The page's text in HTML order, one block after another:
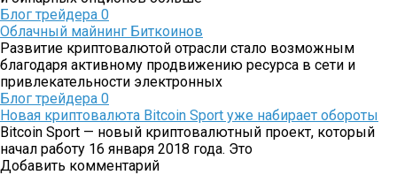
Блог трейдера 0
Облачный майнинг Биткоинов
Развитие криптовалютой отрасли стало возможным
благодаря активному продвижению ресурса в сети и
привлекательности электронных
Блог трейдера 0
Новая криптовалюта Bitcoin Sport уже набирает обороты
Bitcoin Sport — новый криптовалютный проект, который
начал работу 16 января 2018 года. Это
Добавить комментарий